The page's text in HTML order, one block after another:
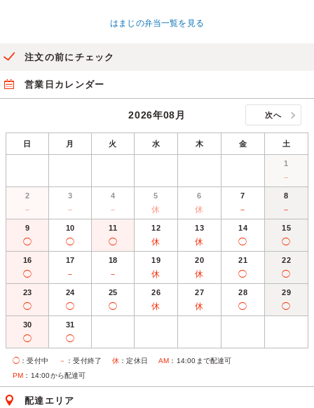
はまじの弁当一覧を見る
注文の前にチェック
営業日カレンダー
2026年08月 次へ
日 月 火 水 木 金 土
1
－
2
－
3
－
4
－
5
休
6
休
7
－
8
－
9
◯
10
◯
11
◯
12
休
13
休
14
◯
15
◯
16
◯
17
－
18
－
19
休
20
休
21
◯
22
◯
23
◯
24
◯
25
◯
26
休
27
休
28
◯
29
◯
30
◯
31
◯
◯ ：受付中 － ：受付終了 休 ：定休日 AM ：14:00まで配達可
PM ：14:00から配達可
配達エリア